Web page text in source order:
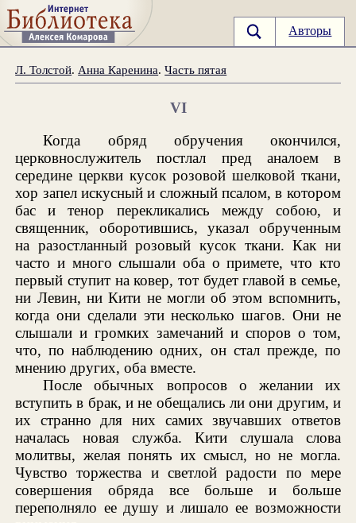
Авторы
Л. Толстой. Анна Каренина.Часть пятая
VI
Когда обряд обручения окончился,
церковнослужитель постлал пред аналоем в
середине церкви кусок розовой шелковой ткани,
хор запел искусный и сложный псалом, в котором
бас и тенор перекликались между собою, и
священник, оборотившись, указал обрученным
на разостланный розовый кусок ткани. Как ни
часто и много слышали оба о примете, что кто
первый ступит на ковер, тот будет главой в семье,
ни Левин, ни Кити не могли об этом вспомнить,
когда они сделали эти несколько шагов. Они не
слышали и громких замечаний и споров о том,
что, по наблюдению одних, он стал прежде, по
мнению других, оба вместе.
После обычных вопросов о желании их
вступить в брак, и не обещались ли они другим, и
их странно для них самих звучавших ответов
началась новая служба. Кити слушала слова
молитвы, желая понять их смысл, но не могла.
Чувство торжества и светлой радости по мере
совершения обряда все больше и больше
переполняло ее душу и лишало ее возможности